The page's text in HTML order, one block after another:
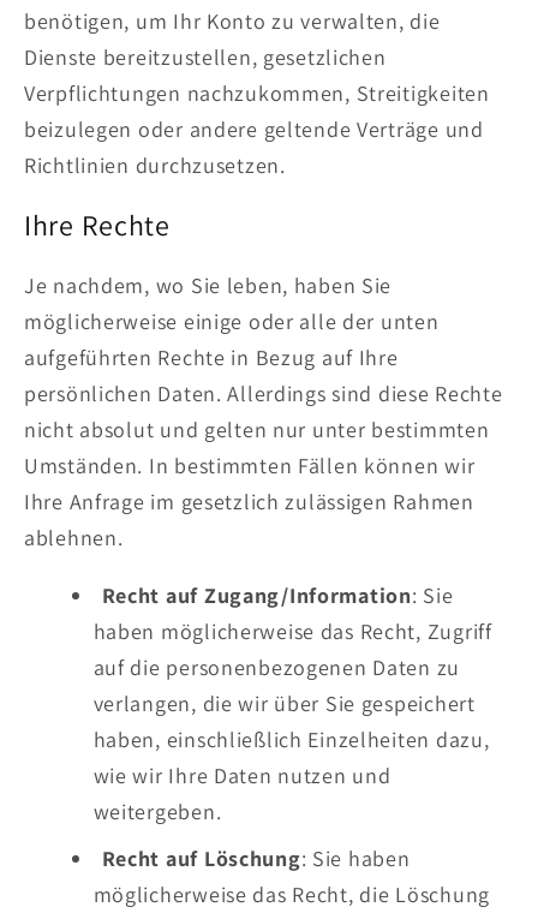
benötigen, um Ihr Konto zu verwalten, die
Dienste bereitzustellen, gesetzlichen
Verpflichtungen nachzukommen, Streitigkeiten
beizulegen oder andere geltende Verträge und
Richtlinien durchzusetzen.
Ihre Rechte
Je nachdem, wo Sie leben, haben Sie
möglicherweise einige oder alle der unten
aufgeführten Rechte in Bezug auf Ihre
persönlichen Daten. Allerdings sind diese Rechte
nicht absolut und gelten nur unter bestimmten
Umständen. In bestimmten Fällen können wir
Ihre Anfrage im gesetzlich zulässigen Rahmen
ablehnen.
Recht auf Zugang/Information: Sie
haben möglicherweise das Recht, Zugriff
auf die personenbezogenen Daten zu
verlangen, die wir über Sie gespeichert
haben, einschließlich Einzelheiten dazu,
wie wir Ihre Daten nutzen und
weitergeben.
Recht auf Löschung: Sie haben
möglicherweise das Recht, die Löschung